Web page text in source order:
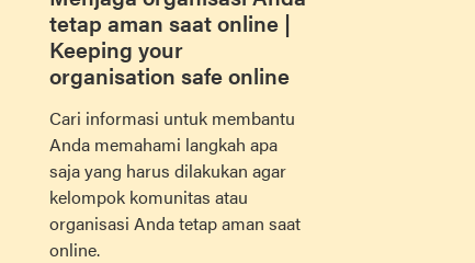
tetap aman saat online |
Keeping your
organisation safe online
Cari informasi untuk membantu
Anda memahami langkah apa
saja yang harus dilakukan agar
kelompok komunitas atau
organisasi Anda tetap aman saat
online.